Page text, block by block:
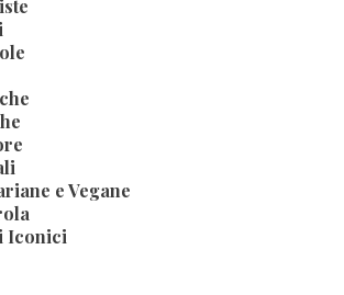
e Vegane
Iconici